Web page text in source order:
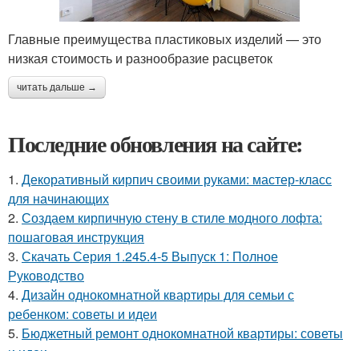
Главные преимущества пластиковых изделий — это
низкая стоимость и разнообразие расцветок
читать дальше →
Последние обновления на сайте:
1. Декоративный кирпич своими руками: мастер-класс
для начинающих
2. Создаем кирпичную стену в стиле модного лофта:
пошаговая инструкция
3. Скачать Серия 1.245.4-5 Выпуск 1: Полное
Руководство
4. Дизайн однокомнатной квартиры для семьи с
ребенком: советы и идеи
5. Бюджетный ремонт однокомнатной квартиры: советы